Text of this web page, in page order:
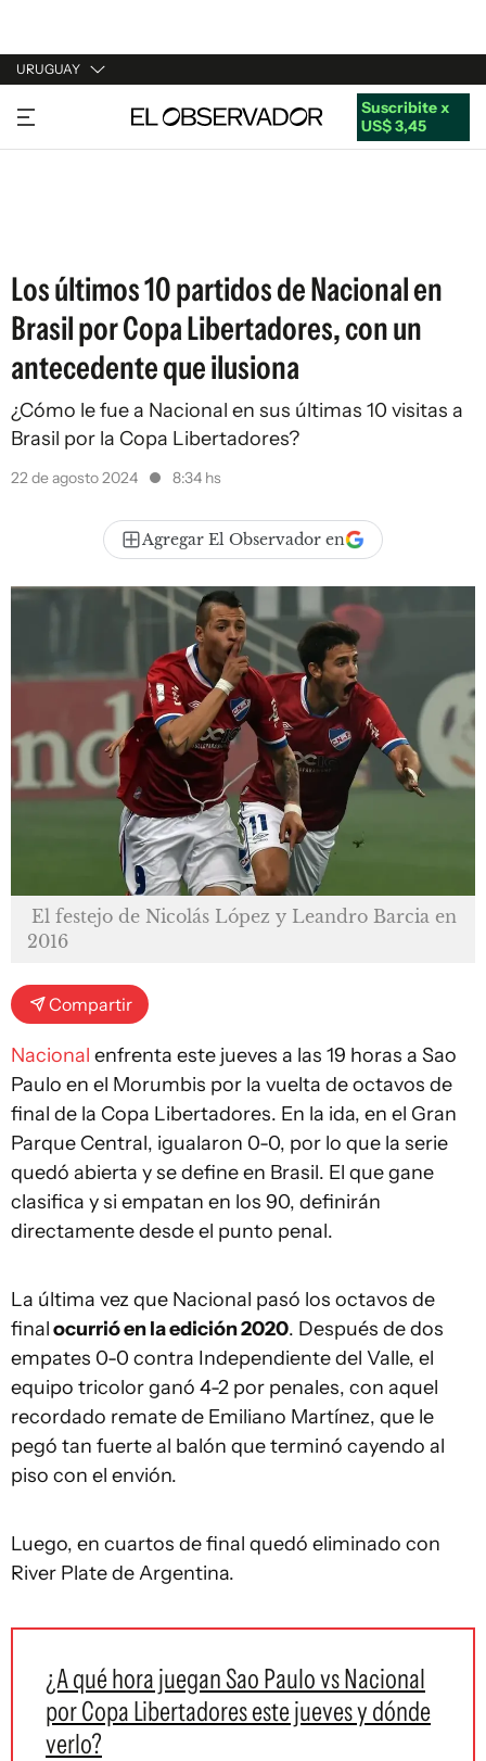
URUGUAY
URUGUAY
ARGENTINA
Suscribite x
US$ 3,45
Los últimos 10 partidos de Nacional en
Brasil por Copa Libertadores, con un
antecedente que ilusiona
¿Cómo le fue a Nacional en sus últimas 10 visitas a
Brasil por la Copa Libertadores?
22 de agosto 2024 8:34 hs
Agregar El Observador en
El festejo de Nicolás López y Leandro Barcia en
2016
Compartir
Nacional enfrenta este jueves a las 19 horas a Sao
Paulo en el Morumbis por la vuelta de octavos de
final de la Copa Libertadores. En la ida, en el Gran
Parque Central, igualaron 0-0, por lo que la serie
quedó abierta y se define en Brasil. El que gane
clasifica y si empatan en los 90, definirán
directamente desde el punto penal.
La última vez que Nacional pasó los octavos de
finalocurrió en la edición 2020. Después de dos
empates 0-0 contra Independiente del Valle, el
equipo tricolor ganó 4-2 por penales, con aquel
recordado remate de Emiliano Martínez, que le
pegó tan fuerte al balón que terminó cayendo al
piso con el envión.
Luego, en cuartos de final quedó eliminado con
River Plate de Argentina.
¿A qué hora juegan Sao Paulo vs Nacional
por Copa Libertadores este jueves y dónde
verlo?